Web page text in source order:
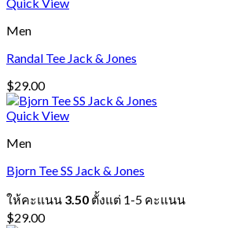
Men
Randal Tee Jack & Jones
$29.00
Quick View
Men
Bjorn Tee SS Jack & Jones
ให้คะแนน 3.50 ตั้งแต่ 1-5 คะแนน
$29.00